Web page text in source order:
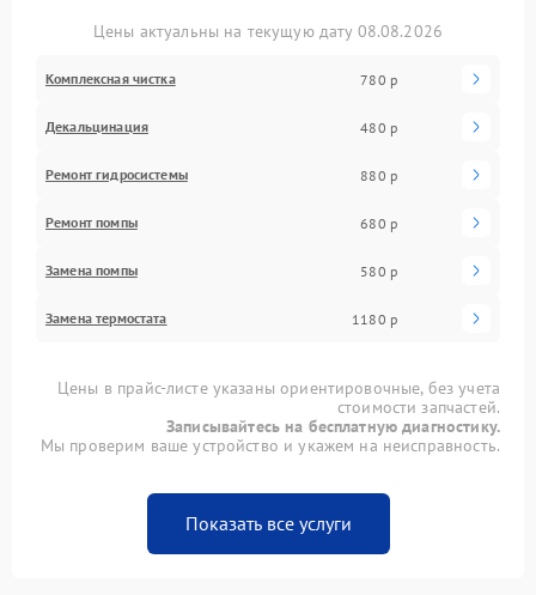
Цены актуальны на текущую дату 08.08.2026
Комплексная чистка 780 р
Декальцинация 480 р
Ремонт гидросистемы 880 р
Ремонт помпы 680 р
Замена помпы 580 р
Замена термостата 1180 р
Цены в прайс-листе указаны ориентировочные, без учета
стоимости запчастей.
Записывайтесь на бесплатную диагностику.
Мы проверим ваше устройство и укажем на неисправность.
Показать все услуги